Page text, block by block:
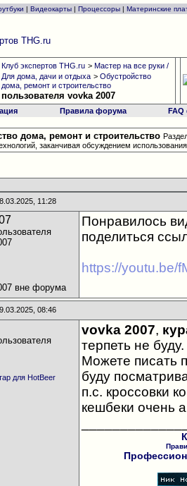
| Видеокарты | Процессоры | Материнские
Клуб экспертов THG.ru > Мастер на все руки /
Для дома, дачи и отдыха > Обустройство
дома, ремонт и строительство
пользователя vovka 2007
Правила форума
дома, ремонт и строительство
заканчивая обсуждением
11:28
Понравилось
поделиться
https://youtu.be/
08:46
vovka 2007,
терпеть не буду.
Можете писать
буду
п.с. кроссовки
кешбеки очень